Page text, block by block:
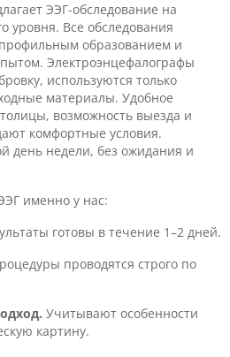
ЭЭГ-обследование на
уровня. Все обследования
образованием и
Электроэнцефалографы
используются только
материалы. Удобное
возможность выезда и
комфортные условия.
день недели, без ожидания и
именно у нас:
готовы в течение 1–2 дней.
проводятся строго по
Учитывают особенности
картину.